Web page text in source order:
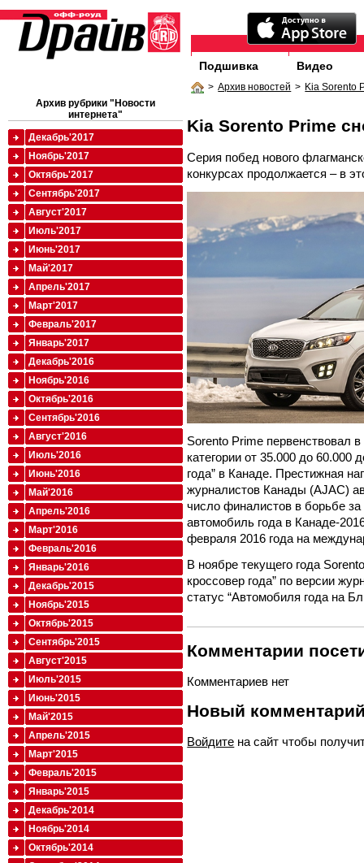
Подшивка Видео
> Архив новостей > Kia Sorento
Kia Sorento Prime
Серия побед нового
конкурсах продолжается – в
Sorento Prime первенствовал
категории от 35.000 до 60.000
года” в Канаде. Престижная
журналистов Канады (AJAC)
число финалистов в борьбе
автомобиль года в Канаде-
февраля 2016 года на
В ноябре текущего года
кроссовер года” по версии
статус “Автомобиля года на
Комментарии
Комментариев нет
Новый
Войдите на сайт чтобы
Архив рубрики "Новости
интернета"
Декабрь'2017
Ноябрь'2017
Октябрь'2017
Сентябрь'2017
Август'2017
Июль'2017
Июнь'2017
Май'2017
Апрель'2017
Март'2017
Февраль'2017
Январь'2017
Декабрь'2016
Ноябрь'2016
Октябрь'2016
Сентябрь'2016
Август'2016
Июль'2016
Июнь'2016
Май'2016
Апрель'2016
Март'2016
Февраль'2016
Январь'2016
Декабрь'2015
Ноябрь'2015
Октябрь'2015
Сентябрь'2015
Август'2015
Июль'2015
Июнь'2015
Май'2015
Апрель'2015
Март'2015
Февраль'2015
Январь'2015
Декабрь'2014
Ноябрь'2014
Октябрь'2014